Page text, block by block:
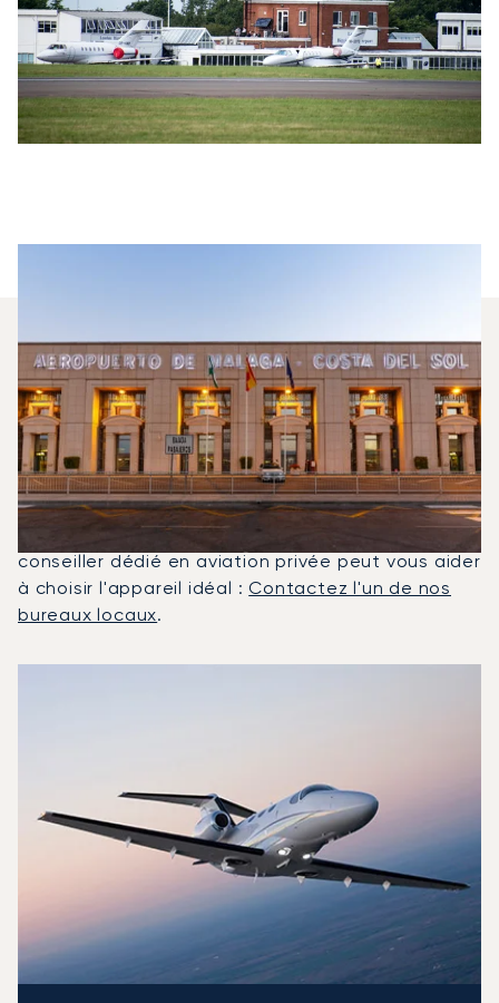
Quels Jets Privés Sont Les Plus
Affrétés Entre Londres Et
Malaga ?
En 2025, le Citation Mustang, le Beechjet 400A et
le Citation Latitude ont été les jets privés les plus
utilisés pour les vols entre Malaga et Londres. Un
conseiller dédié en aviation privée peut vous aider
à choisir l'appareil idéal :Contactez l'un de nos
bureaux locaux.